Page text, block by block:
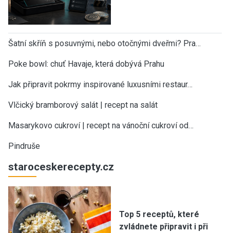
Šatní skříň s posuvnými, nebo otočnými dveřmi? Pra…
Poke bowl: chuť Havaje, která dobývá Prahu
Jak připravit pokrmy inspirované luxusními restaur…
Vlčický bramborový salát | recept na salát
Masarykovo cukroví | recept na vánoční cukroví od…
Pindruše
staroceskerecepty.cz
Top 5 receptů, které
zvládnete připravit i při